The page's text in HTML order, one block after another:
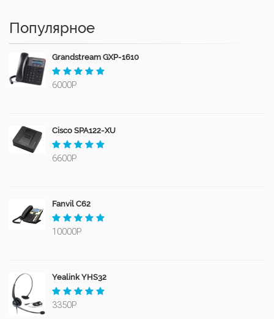
Популярное
Grandstream GXP-1610
6000Р
Cisco SPA122-XU
6600Р
Fanvil C62
10000Р
Yealink YHS32
3350Р